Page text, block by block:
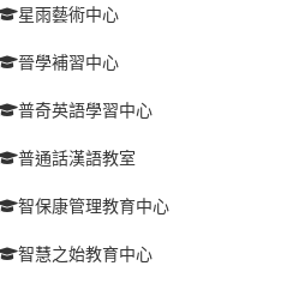
星雨藝術中心
晉學補習中心
普奇英語學習中心
普通話漢語教室
智保康管理教育中心
智慧之始教育中心